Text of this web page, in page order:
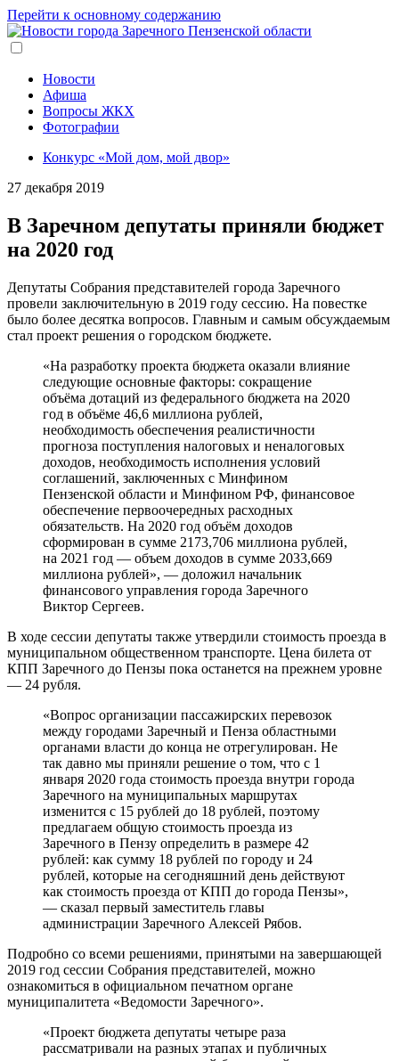
Перейти к основному содержанию
Новости
Афиша
Вопросы ЖКХ
Фотографии
Конкурс «Мой дом, мой двор»
27 декабря 2019
В Заречном депутаты приняли бюджет
на 2020 год
Депутаты Собрания представителей города Заречного
провели заключительную в 2019 году сессию. На повестке
было более десятка вопросов. Главным и самым обсуждаемым
стал проект решения о городском бюджете.
«На разработку проекта бюджета оказали влияние
следующие основные факторы: сокращение
объёма дотаций из федерального бюджета на 2020
год в объёме 46,6 миллиона рублей,
необходимость обеспечения реалистичности
прогноза поступления налоговых и неналоговых
доходов, необходимость исполнения условий
соглашений, заключенных с Минфином
Пензенской области и Минфином РФ, финансовое
обеспечение первоочередных расходных
обязательств. На 2020 год объём доходов
сформирован в сумме 2173,706 миллиона рублей,
на 2021 год — объем доходов в сумме 2033,669
миллиона рублей», — доложил начальник
финансового управления города Заречного
Виктор Сергеев.
В ходе сессии депутаты также утвердили стоимость проезда в
муниципальном общественном транспорте. Цена билета от
КПП Заречного до Пензы пока останется на прежнем уровне
— 24 рубля.
«Вопрос организации пассажирских перевозок
между городами Заречный и Пенза областными
органами власти до конца не отрегулирован. Не
так давно мы приняли решение о том, что с 1
января 2020 года стоимость проезда внутри города
Заречного на муниципальных маршрутах
изменится с 15 рублей до 18 рублей, поэтому
предлагаем общую стоимость проезда из
Заречного в Пензу определить в размере 42
рублей: как сумму 18 рублей по городу и 24
рублей, которые на сегодняшний день действуют
как стоимость проезда от КПП до города Пензы»,
— сказал первый заместитель главы
администрации Заречного Алексей Рябов.
Подробно со всеми решениями, принятыми на завершающей
2019 год сессии Собрания представителей, можно
ознакомиться в официальном печатном органе
муниципалитета «Ведомости Заречного».
«Проект бюджета депутаты четыре раза
рассматривали на разных этапах и публичных